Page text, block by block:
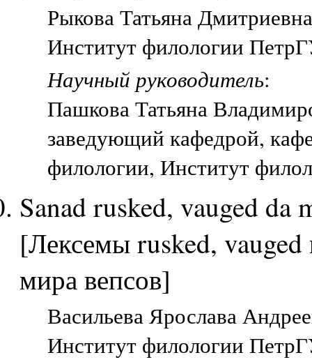
Рыкова Татьяна
Институт филологии
Научный руководитель:
Пашкова Татьяна
заведующий кафедрой,
филологии, Институт
Sanad rusked, vauged
[Лексемы rusked, vauged
мира вепсов]
Васильева Ярослава
Институт филологии